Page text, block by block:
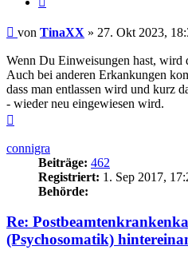
Beitrag
von TinaXX » 27. Okt 2023,
Wenn Du Einweisungen hast, wird
Auch bei anderen Erkankungen
dass man entlassen wird und kurz
- wieder neu eingewiesen wird.
connigra
Beiträge: 462
Registriert: 1. Sep 2017,
Behörde:
Re:
(Psychosomatik)